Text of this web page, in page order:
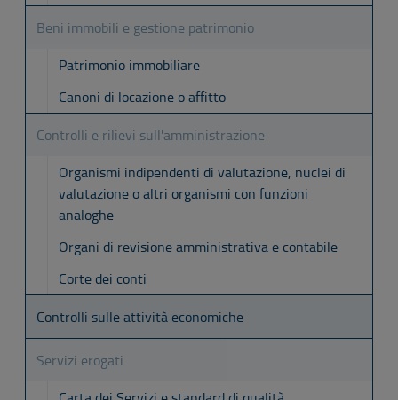
Beni immobili e gestione patrimonio
Patrimonio immobiliare
Canoni di locazione o affitto
Controlli e rilievi sull'amministrazione
Organismi indipendenti di valutazione, nuclei di
valutazione o altri organismi con funzioni
analoghe
Organi di revisione amministrativa e contabile
Corte dei conti
Controlli sulle attività economiche
Servizi erogati